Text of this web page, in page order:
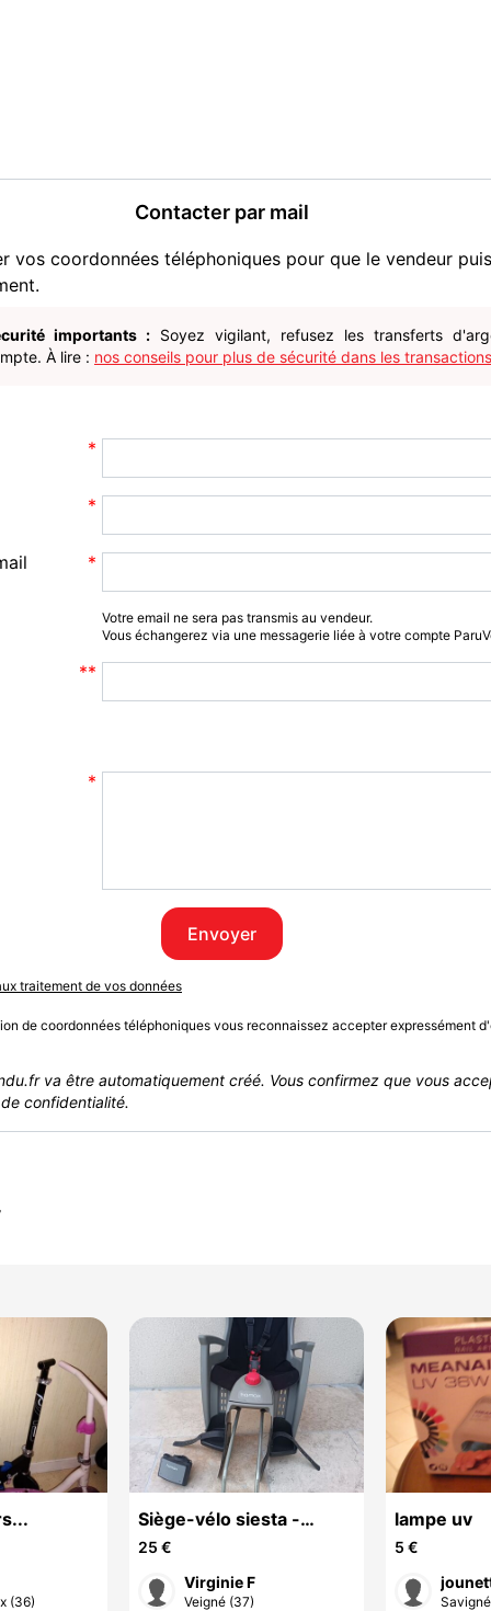
Pour consulter nos autres
/strong>dans Indre et
Merci de votre visite !
Contacter par mail
vos coordonnées téléphoniques pour que le vendeur
importants : Soyez vigilant, refusez les transferts
À lire : nos conseils pour plus de sécurité dans les
Votre email ne sera pas transmis au vendeur.
Vous échangerez via une messagerie liée à votre compte
Envoyer
traitement de vos données
de coordonnées téléphoniques vous reconnaissez accepter expressément
va être automatiquement créé. Vous confirmez que vous
confidentialité.
(36)
Siège-vélo siesta -
Hamax
25 €
Virginie F
Veigné (37)
lampe uv
5 €